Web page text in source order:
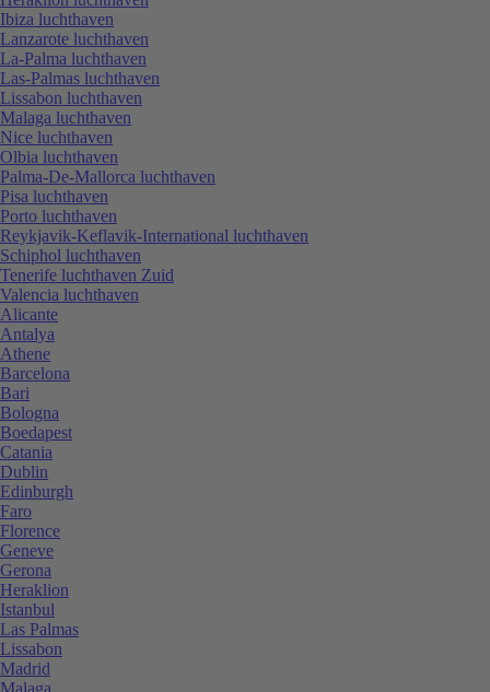
Ibiza luchthaven
Lanzarote luchthaven
La-Palma luchthaven
Las-Palmas luchthaven
Lissabon luchthaven
Malaga luchthaven
Nice luchthaven
Olbia luchthaven
Palma-De-Mallorca luchthaven
Pisa luchthaven
Porto luchthaven
Reykjavik-Keflavik-International luchthaven
Schiphol luchthaven
Tenerife luchthaven Zuid
Valencia luchthaven
Alicante
Antalya
Athene
Barcelona
Bari
Bologna
Boedapest
Catania
Dublin
Edinburgh
Faro
Florence
Geneve
Gerona
Heraklion
Istanbul
Las Palmas
Lissabon
Madrid
Malaga